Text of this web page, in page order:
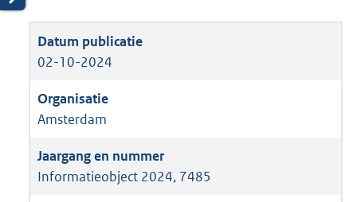
02-10-2024
Amsterdam
Informatieobject 2024, 7485